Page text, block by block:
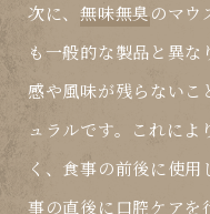
次に、無味無臭のマウ
も一般的な製品と異
感や風味が残らないこ
ュラルです。これに
く、食事の前後に使
事の直後に口腔ケアを